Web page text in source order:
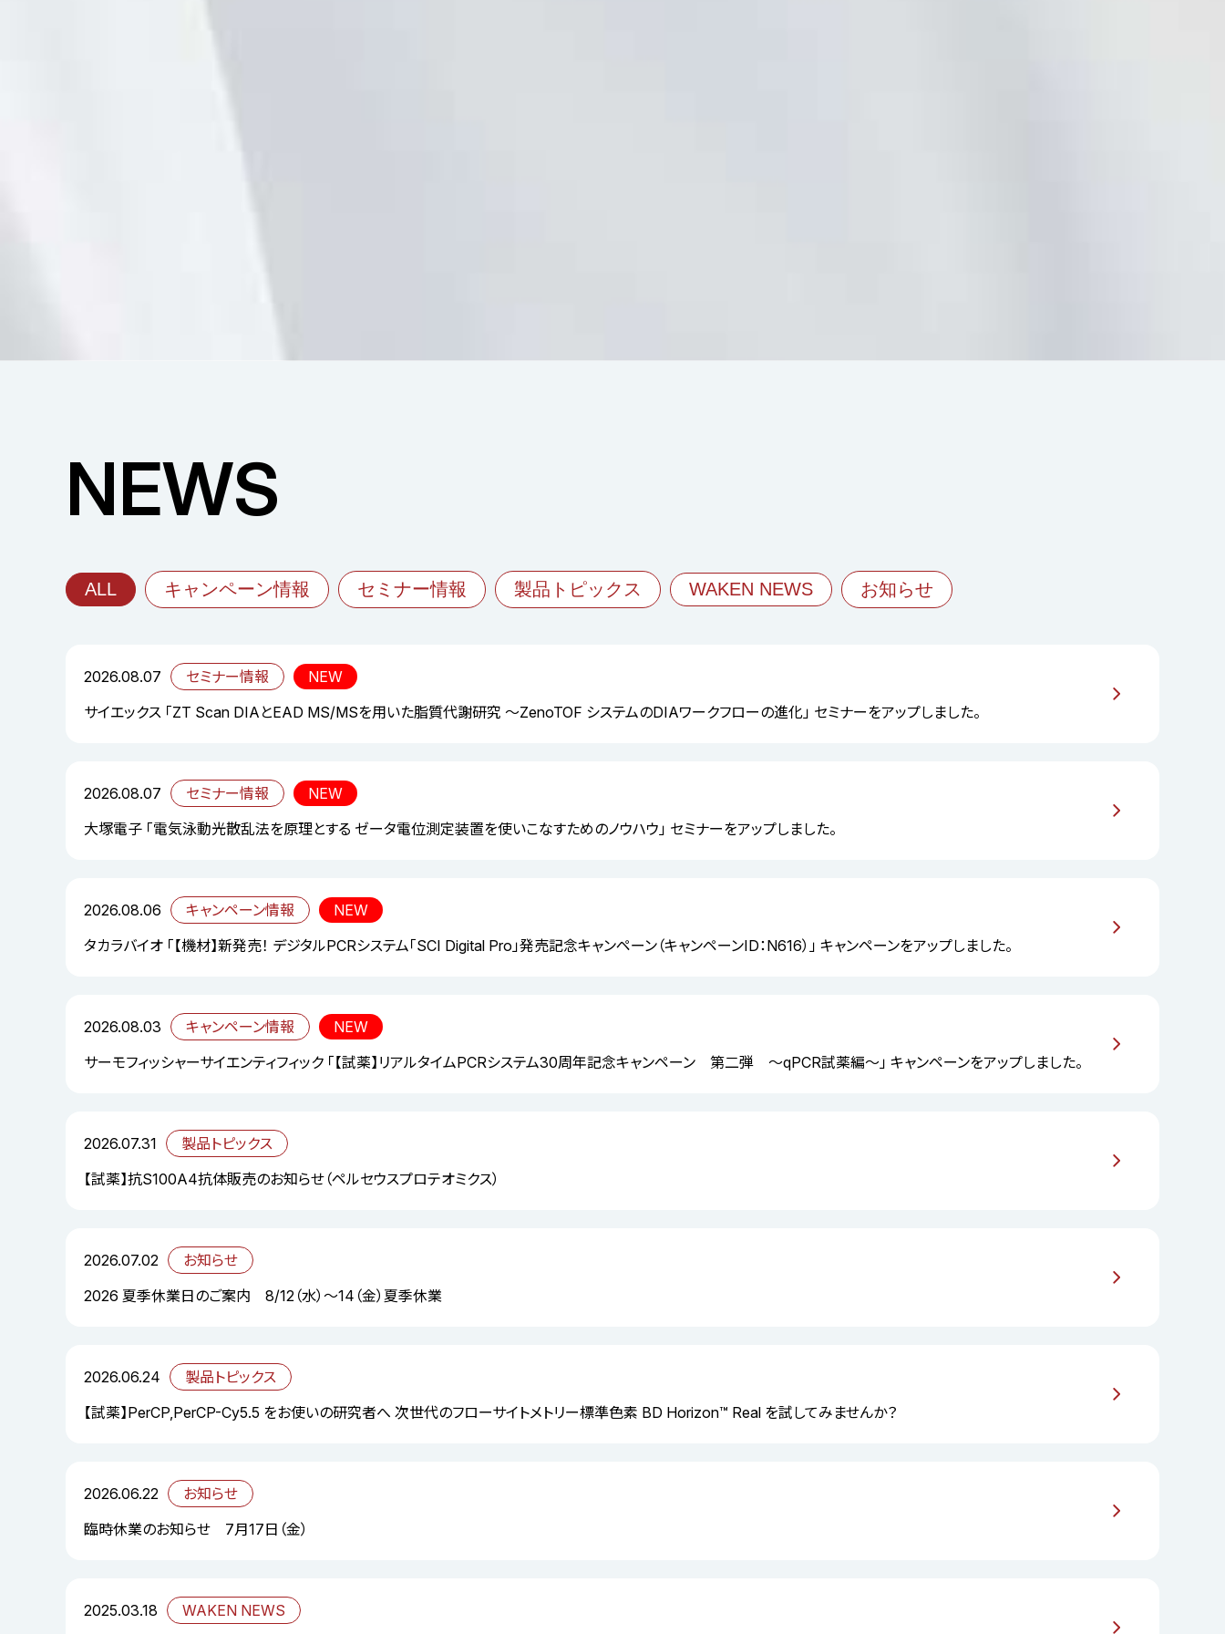
NEWS
ALL キャンペーン情報 セミナー情報 製品トピックス WAKEN NEWS お知らせ
2026.08.07 セミナー情報
NEW
サイエックス 「ZT Scan DIAとEAD MS/MSを用いた脂質代謝研究 ～ZenoTOF システムのDIAワークフローの進化」 セミナーをアップしました。
2026.08.07 セミナー情報
NEW
大塚電子 「電気泳動光散乱法を原理とする ゼータ電位測定装置を使いこなすためのノウハウ」 セミナーをアップしました。
2026.08.06 キャンペーン情報
NEW
タカラバイオ 「【機材】新発売！ デジタルPCRシステム「SCI Digital Pro」発売記念キャンペーン（キャンペーンID：N616）」 キャンペーンをアップしました。
2026.08.03 キャンペーン情報
NEW
サーモフィッシャーサイエンティフィック 「【試薬】リアルタイムPCRシステム30周年記念キャンペーン 第二弾 ～qPCR試薬編～」 キャンペーンをアップしました。
2026.07.31
製品トピックス
【試薬】抗S100A4抗体販売のお知らせ（ペルセウスプロテオミクス）
2026.07.02
お知らせ
2026 夏季休業日のご案内 8/12（水）～14（金）夏季休業
2026.06.24
製品トピックス
【試薬】PerCP,PerCP-Cy5.5 をお使いの研究者へ 次世代のフローサイトメトリー標準色素 BD Horizon™ Real を試してみませんか？
2026.06.22
お知らせ
臨時休業のお知らせ 7月17日（金）
2025.03.18 WAKEN NEWS